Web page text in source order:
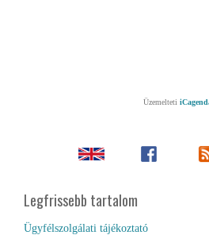
Üzemelteti
Legfrissebb tartalom
Ügyfélszolgálati tájékoztató